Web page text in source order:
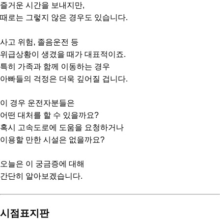
즐거운 시간을 보내지만,
때로는 그렇지 않은 경우도 있습니다.
사고 위험, 졸음운전 등
위급상황이 생겼을 때가 대표적이죠.
특히 가족과 함께 이동하는 경우
아빠들의 걱정은 더욱 깊어질 겁니다.
이 경우 운전자분들은
어떤 대처를 할 수 있을까요?
혹시 고속도로에 도움을 요청하거나
이용할 만한 시설은 없을까요?
오늘은 이 궁금증에 대해
간단히 알아보겠습니다.
시점표지판